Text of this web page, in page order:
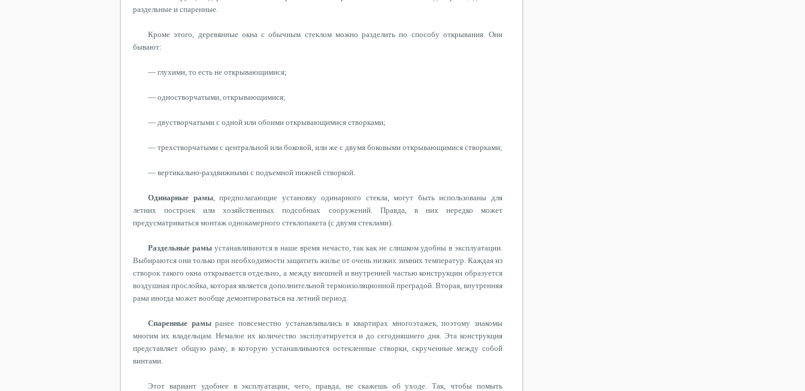
раздельные и спаренные.
Кроме этого, деревянные окна с обычным стеклом можно разделить по способу открывания. Они
бывают:
— глухими, то есть не открывающимися;
— одностворчатыми, открывающимися;
— двустворчатыми с одной или обоими открывающимися створками;
— трехстворчатыми с центральной или боковой, или же с двумя боковыми открывающимися створками;
— вертикально-раздвижными с подъемной нижней створкой.
Одинарные рамы,предполагающие установку одинарного стекла, могут быть использованы для
летних построек или хозяйственных подсобных сооружений. Правда, в них нередко может
предусматриваться монтаж однокамерного стеклопакета (с двумя стеклами).
Раздельные рамы устанавливаются в наше время нечасто, так как не слишком удобны в эксплуатации.
Выбираются они только при необходимости защитить жилье от очень низких зимних температур. Каждая из
створок такого окна открывается отдельно, а между внешней и внутренней частью конструкции образуется
воздушная прослойка, которая является дополнительной термоизоляционной преградой. Вторая, внутренняя
рама иногда может вообще демонтироваться на летний период.
Спаренные рамыранееповсеместно устанавливались в квартирах многоэтажек, поэтому знакомы
многим их владельцам. Немалое их количество эксплуатируетсяи до сегодняшнего дня. Эта конструкция
представляет общую раму, в которую устанавливаются остекленные створки, скрученные между собой
винтами.
Этот вариант удобнее в эксплуатации, чего, правда, не скажешь об уходе. Так, чтобы помыть